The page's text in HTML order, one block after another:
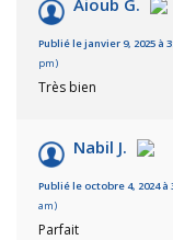
Publié le janvier 9, 2025 à
pm)
Très bien
Nabil J.
Publié le octobre 4, 2024 à
am)
Parfait